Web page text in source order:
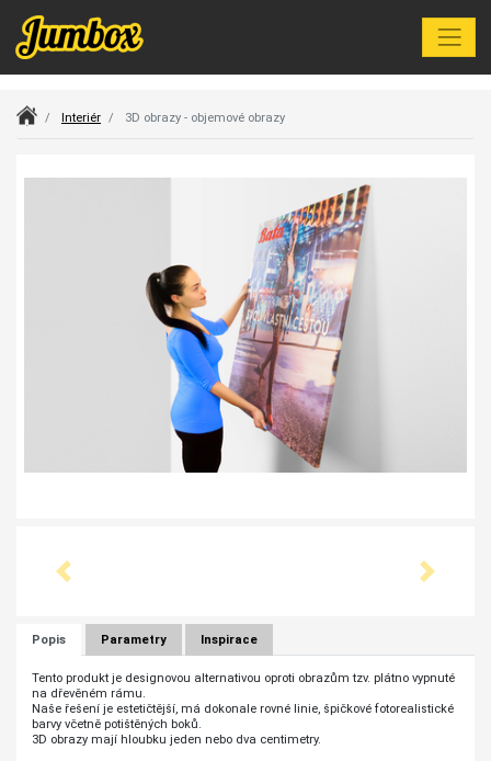
Index Interiér 3D obrazy - objemové obrazy
Předchozí Další
Popis Parametry Inspirace
Tento produkt je designovou alternativou oproti obrazům tzv. plátno vypnuté
na dřevěném rámu.
Naše řešení je estetičtější, má dokonale rovné linie, špičkové fotorealistické
barvy včetně potištěných boků.
3D obrazy mají hloubku jeden nebo dva centimetry.